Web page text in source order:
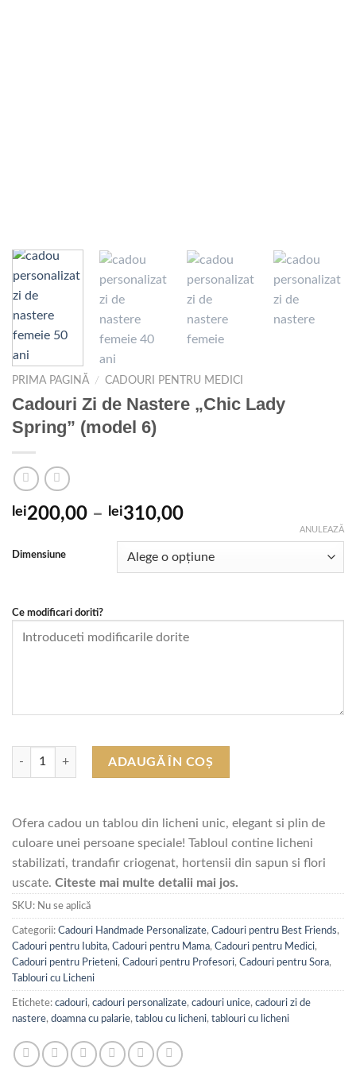
PRIMA PAGINĂ / CADOURI PENTRU MEDICI
Cadouri Zi de Nastere „Chic Lady
Spring” (model 6)
lei200,00 – lei310,00Interval
prețuri:
lei200,00
Dimensiune
ANULEAZĂ
Ce modificari doriti?
Cantitate Cadouri Zi de Nastere "Chic Lady Spring" (model 6)
ADAUGĂ ÎN COȘ
Ofera cadou un tablou din licheni unic, elegant si plin de
culoare unei persoane speciale! Tabloul contine licheni
stabilizati, trandafir criogenat, hortensii din sapun si flori
uscate. Citeste mai multe detalii mai jos.
SKU: Nu se aplică
Categorii: Cadouri Handmade Personalizate, Cadouri pentru Best Friends,
Cadouri pentru Iubita, Cadouri pentru Mama, Cadouri pentru Medici,
Cadouri pentru Prieteni, Cadouri pentru Profesori, Cadouri pentru Sora,
Tablouri cu Licheni
Etichete: cadouri, cadouri personalizate, cadouri unice, cadouri zi de
nastere, doamna cu palarie, tablou cu licheni, tablouri cu licheni